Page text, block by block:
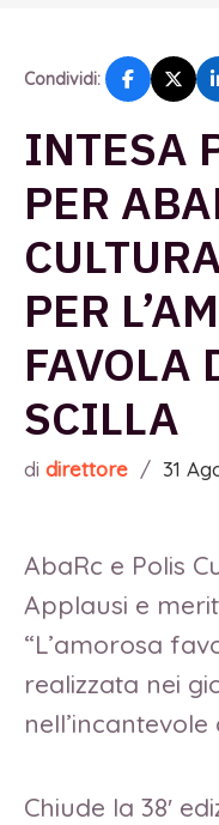
Condividi:
INTESA
PER
PER
FAVOLA
SCILLA
di direttore / 31
AbaRc e Polis
Applausi e
“L’amorosa
realizzata nei
Chiude la 38′